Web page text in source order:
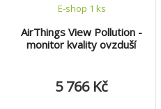
AirThings View Pollution -
monitor kvality ovzduší
E-shop 1 ks
5 766 Kč